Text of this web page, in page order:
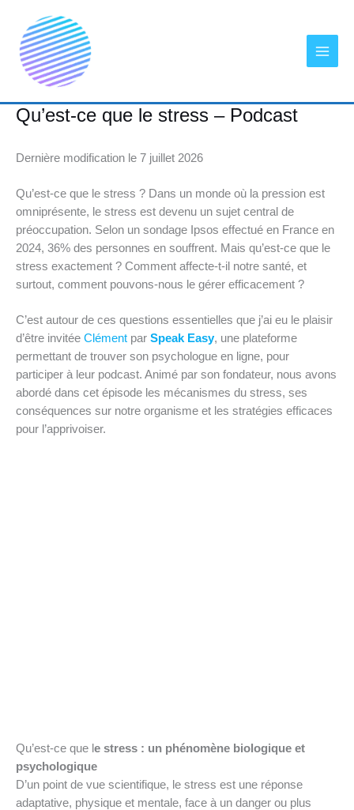
contenu
Qu’est-ce que le stress – Podcast
Dernière modification le 7 juillet 2026
Qu’est-ce que le stress ? Dans un monde où la pression est
omniprésente, le stress est devenu un sujet central de
préoccupation. Selon un sondage Ipsos effectué en France en
2024, 36% des personnes en souffrent. Mais qu’est-ce que le
stress exactement ? Comment affecte-t-il notre santé, et
surtout, comment pouvons-nous le gérer efficacement ?
C’est autour de ces questions essentielles que j’ai eu le plaisir
d’être invitée Clément par Speak Easy, une plateforme
permettant de trouver son psychologue en ligne, pour
participer à leur podcast. Animé par son fondateur, nous avons
abordé dans cet épisode les mécanismes du stress, ses
conséquences sur notre organisme et les stratégies efficaces
pour l’apprivoiser.
Qu’est-ce que l e stress : un phénomène biologique et
psychologique
D’un point de vue scientifique, le stress est une réponse
adaptative, physique et mentale, face à un danger ou plus